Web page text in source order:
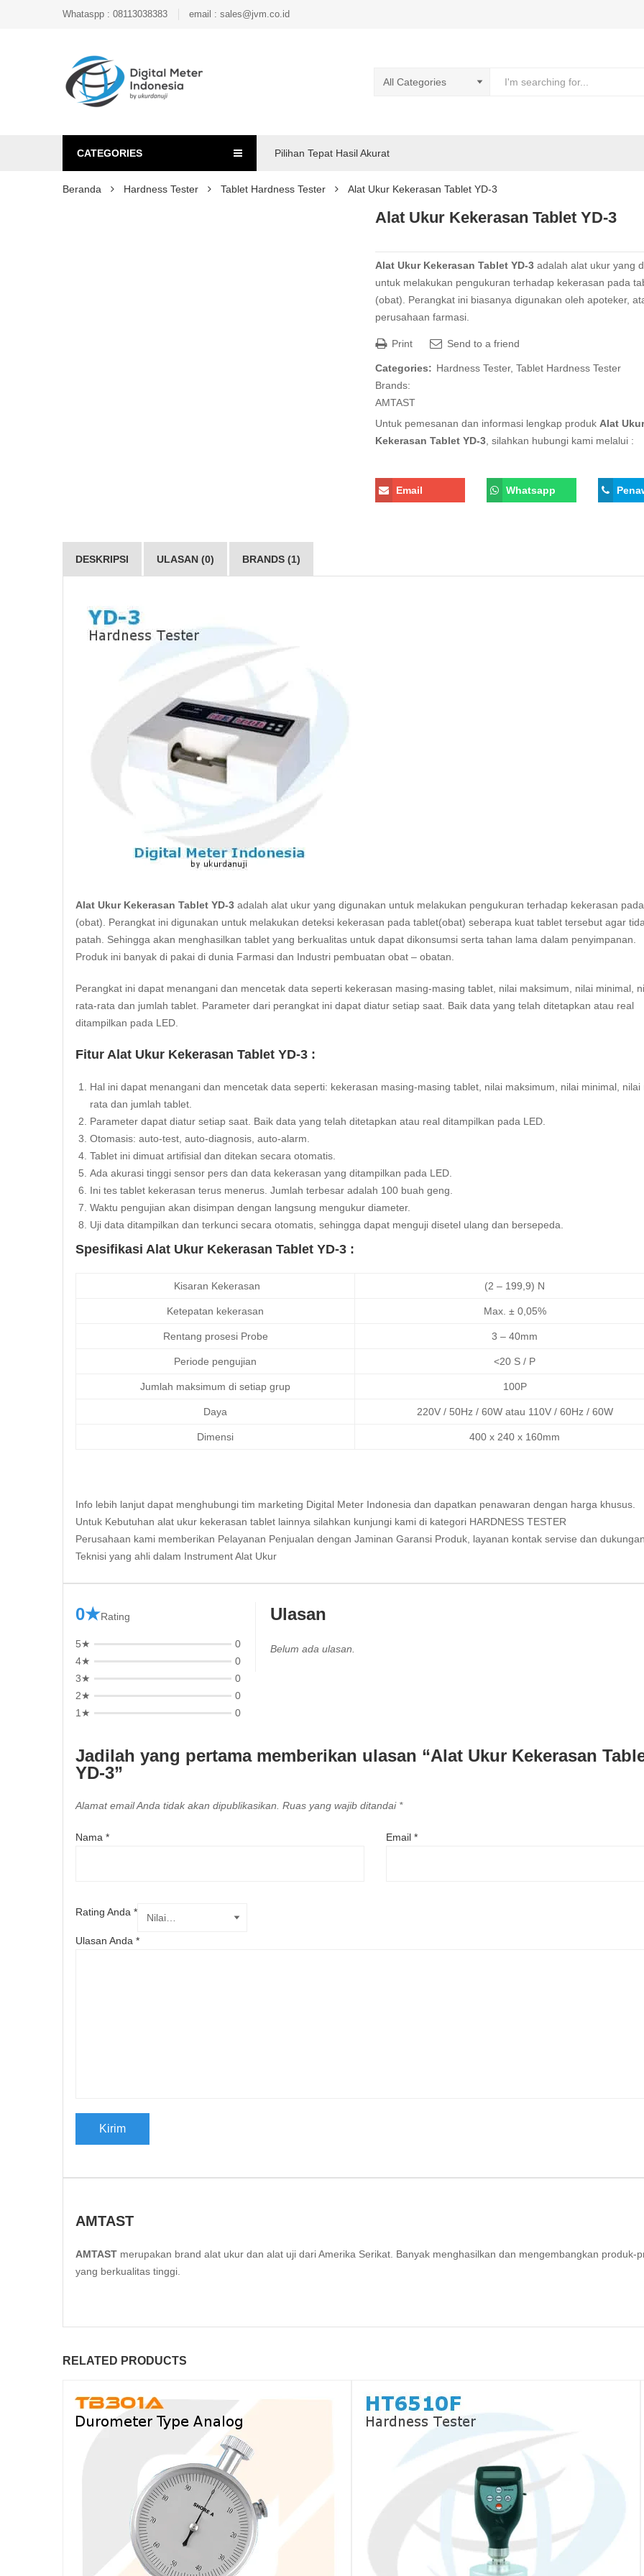
Whataspp : 08113038383 email : sales@jvm.co.id
CATEGORIES Pilihan Tepat Hasil Akurat
Beranda Hardness Tester Tablet Hardness Tester Alat Ukur Kekerasan Tablet YD-3
Alat Ukur Kekerasan Tablet YD-3
Alat Ukur Kekerasan Tablet YD-3 adalah alat ukur yang
untuk melakukan pengukuran terhadap kekerasan pada
(obat). Perangkat ini biasanya digunakan oleh apoteker,
perusahaan farmasi.
Print Send to a friend
Categories: Hardness Tester, Tablet Hardness Tester
Brands:
AMTAST
Untuk pemesanan dan informasi lengkap produk Alat Ukur
Kekerasan Tablet YD-3 , silahkan hubungi kami melalui :
Email Whatsapp
DESKRIPSI ULASAN (0) BRANDS (1)
Alat Ukur Kekerasan Tablet YD-3 adalah alat ukur yang digunakan untuk melakukan pengukuran terhadap kekerasan
(obat). Perangkat ini digunakan untuk melakukan deteksi kekerasan pada tablet(obat) seberapa kuat tablet tersebut agar
patah. Sehingga akan menghasilkan tablet yang berkualitas untuk dapat dikonsumsi serta tahan lama dalam penyimpanan.
Produk ini banyak di pakai di dunia Farmasi dan Industri pembuatan obat – obatan.
Perangkat ini dapat menangani dan mencetak data seperti kekerasan masing-masing tablet, nilai maksimum, nilai minimal,
rata-rata dan jumlah tablet. Parameter dari perangkat ini dapat diatur setiap saat. Baik data yang telah ditetapkan atau real
ditampilkan pada LED.
Fitur Alat Ukur Kekerasan Tablet YD-3 :
Hal ini dapat menangani dan mencetak data seperti: kekerasan masing-masing tablet, nilai maksimum, nilai minimal, nilai
rata dan jumlah tablet.
Parameter dapat diatur setiap saat. Baik data yang telah ditetapkan atau real ditampilkan pada LED.
Otomasis: auto-test, auto-diagnosis, auto-alarm.
Tablet ini dimuat artifisial dan ditekan secara otomatis.
Ada akurasi tinggi sensor pers dan data kekerasan yang ditampilkan pada LED.
Ini tes tablet kekerasan terus menerus. Jumlah terbesar adalah 100 buah geng.
Waktu pengujian akan disimpan dengan langsung mengukur diameter.
Uji data ditampilkan dan terkunci secara otomatis, sehingga dapat menguji disetel ulang dan bersepeda.
Spesifikasi Alat Ukur Kekerasan Tablet YD-3 :
Kisaran Kekerasan (2 – 199,9) N
Ketepatan kekerasan Max. ± 0,05%
Rentang prosesi Probe 3 – 40mm
Periode pengujian <20 S / P
Jumlah maksimum di setiap grup 100P
Daya 220V / 50Hz / 60W atau 110V / 60Hz / 60W
Dimensi 400 x 240 x 160mm
Info lebih lanjut dapat menghubungi tim marketing Digital Meter Indonesia dan dapatkan penawaran dengan harga khusus.
Untuk Kebutuhan alat ukur kekerasan tablet lainnya silahkan kunjungi kami di kategori HARDNESS TESTER
Perusahaan kami memberikan Pelayanan Penjualan dengan Jaminan Garansi Produk, layanan kontak servise dan
Teknisi yang ahli dalam Instrument Alat Ukur
0★Rating
5★
0
4★
0
3★
0
2★
0
1★
0
Ulasan
Belum ada ulasan.
Jadilah yang pertama memberikan ulasan “Alat Ukur Kekerasan
YD-3”
Alamat email Anda tidak akan dipublikasikan. Ruas yang wajib ditandai *
Nama * Email *
Rating Anda *
Ulasan Anda *
AMTAST
AMTAST merupakan brand alat ukur dan alat uji dari Amerika Serikat. Banyak menghasilkan dan mengembangkan produk-
yang berkualitas tinggi.
RELATED PRODUCTS